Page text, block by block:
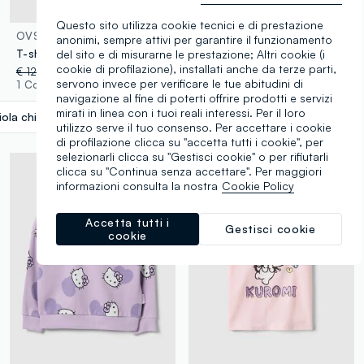
OVS KIDS
T-shirt in cotone elasticizzato viola da bambina regular fit con stampa
€ 12,95
-50%€ 6,47
1 Colori
chiaro label.selectsize
OVS KIDS
T-shirt in puro cotone nero da ragazza regular fit con Kuromi
€ 14,95-50%€ 7,47
1 Colori
Questo sito utilizza cookie tecnici e di prestazione
anonimi, sempre attivi per garantire il funzionamento
del sito e di misurarne le prestazione; Altri cookie (i
cookie di profilazione), installati anche da terze parti,
servono invece per verificare le tue abitudini di
navigazione al fine di poterti offrire prodotti e servizi
mirati in linea con i tuoi reali interessi. Per il loro
utilizzo serve il tuo consenso. Per accettare i cookie
di profilazione clicca su "accetta tutti i cookie", per
selezionarli clicca su "Gestisci cookie" o per rifiutarli
clicca su "Continua senza accettare". Per maggiori
informazioni consulta la nostra Cookie Policy
Gestisci cookie
Accetta tutti i
cookie